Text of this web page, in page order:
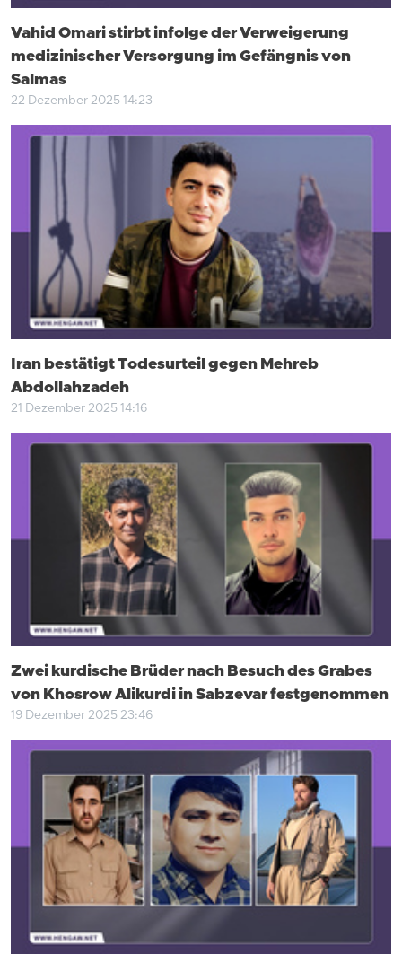
Vahid Omari stirbt infolge der Verweigerung
medizinischer Versorgung im Gefängnis von
Salmas
22 Dezember 2025 14:23
Iran bestätigt Todesurteil gegen Mehreb
Abdollahzadeh
21 Dezember 2025 14:16
Zwei kurdische Brüder nach Besuch des Grabes
von Khosrow Alikurdi in Sabzevar festgenommen
19 Dezember 2025 23:46